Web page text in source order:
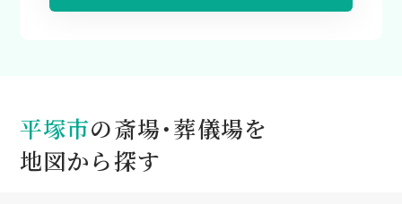
平塚市の斎場・葬儀場を
地図から探す